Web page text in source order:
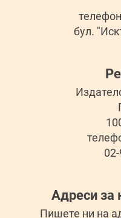
бул.
Адреси за
Пишете ни на